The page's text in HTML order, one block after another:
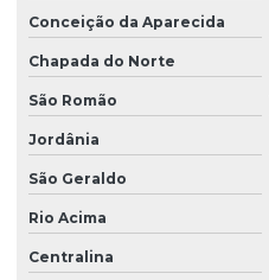
Conceição da Aparecida
Chapada do Norte
São Romão
Jordânia
São Geraldo
Rio Acima
Centralina